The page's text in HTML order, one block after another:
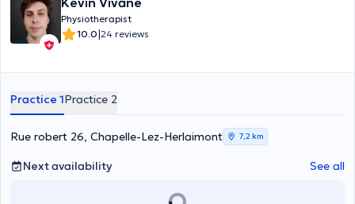
Physiotherapist
10.0|24 reviews
Practice 1Practice 2
Rue robert 26, Chapelle-Lez-Herlaimont 7,2 km
Next availability See all